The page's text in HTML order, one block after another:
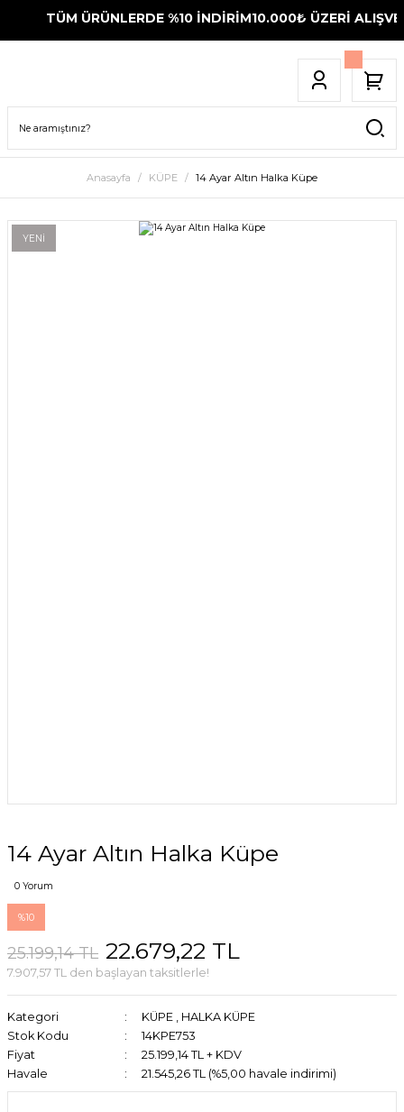
TÜM ÜRÜNLERDE %10 İNDİRİM10.000₺ ÜZERİ
Anasayfa KÜPE 14 Ayar Altın Halka Küpe
YENİ
14 Ayar Altın Halka Küpe
0 Yorum
%10
25.199,14 TL 22.679,22 TL
7.907,57 TL den başlayan taksitlerle!
Kategori KÜPE , HALKA KÜPE
Stok Kodu
14KPE753
Fiyat
25.199,14 TL + KDV
Havale
21.545,26 TL (%5,00 havale indirimi)